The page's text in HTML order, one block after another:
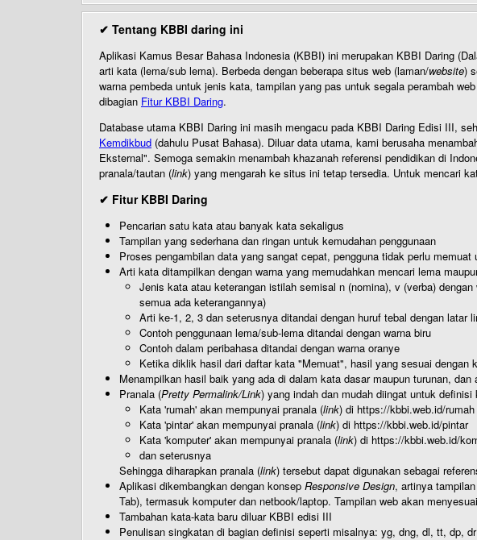
✔ Tentang KBBI daring ini
Aplikasi Kamus Besar Bahasa Indonesia (KBBI) ini merupakan KBBI Daring
arti kata (lema/sub lema). Berbeda dengan beberapa situs web (laman/website)
warna pembeda untuk jenis kata, tampilan yang pas untuk segala perambah
dibagian Fitur KBBI Daring.
Database utama KBBI Daring ini masih mengacu pada KBBI Daring Edisi III,
Kemdikbud (dahulu Pusat Bahasa). Diluar data utama, kami berusaha
Eksternal". Semoga semakin menambah khazanah referensi pendidikan di
pranala/tautan (link) yang mengarah ke situs ini tetap tersedia. Untuk mencari
✔ Fitur KBBI Daring
Pencarian satu kata atau banyak kata sekaligus
Tampilan yang sederhana dan ringan untuk kemudahan penggunaan
Proses pengambilan data yang sangat cepat, pengguna tidak perlu memuat
Arti kata ditampilkan dengan warna yang memudahkan mencari lema
Jenis kata atau keterangan istilah semisal n (nomina), v (verba)
semua ada keterangannya)
Arti ke-1, 2, 3 dan seterusnya ditandai dengan huruf tebal dengan latar
Contoh penggunaan lema/sub-lema ditandai dengan warna biru
Contoh dalam peribahasa ditandai dengan warna oranye
Ketika diklik hasil dari daftar kata "Memuat", hasil yang sesuai dengan
Menampilkan hasil baik yang ada di dalam kata dasar maupun turunan,
Pranala (Pretty Permalink/Link) yang indah dan mudah diingat untuk
Kata 'rumah' akan mempunyai pranala (link) di https://kbbi.web.id/rumah
Kata 'pintar' akan mempunyai pranala (link) di https://kbbi.web.id/pintar
Kata 'komputer' akan mempunyai pranala (link) di https://kbbi.web.id/
dan seterusnya
Sehingga diharapkan pranala (link) tersebut dapat digunakan sebagai
Aplikasi dikembangkan dengan konsep Responsive Design, artinya
Tab), termasuk komputer dan netbook/laptop. Tampilan web akan
Tambahan kata-kata baru diluar KBBI edisi III
Penulisan singkatan di bagian definisi seperti misalnya: yg, dng, dl, tt, dp,